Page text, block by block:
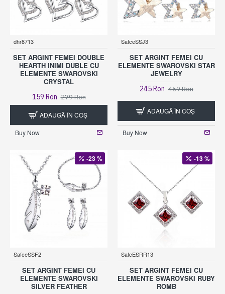
dhr8713
SET ARGINT FEMEI DOUBLE
HEARTH INIMI DUBLE CU
ELEMENTE SWAROVSKI
CRYSTAL
159 Ron 279 Ron
ADAUGĂ ÎN COŞ
Buy Now
SafceSSJ3
SET ARGINT FEMEI CU
ELEMENTE SWAROVSKI STAR
JEWELRY
245 Ron 469 Ron
ADAUGĂ ÎN COŞ
Buy Now
-23 %
SafceSSF2
SET ARGINT FEMEI CU
ELEMENTE SWAROVSKI
SILVER FEATHER
-13 %
SafcESRR13
SET ARGINT FEMEI CU
ELEMENTE SWAROVSKI RUBY
ROMB